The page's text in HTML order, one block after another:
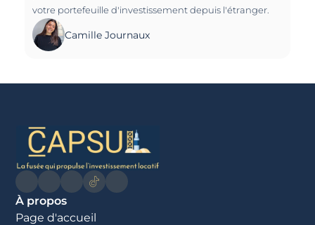
votre portefeuille d'investissement depuis l'étranger.
Camille Journaux
À propos
Page d'accueil